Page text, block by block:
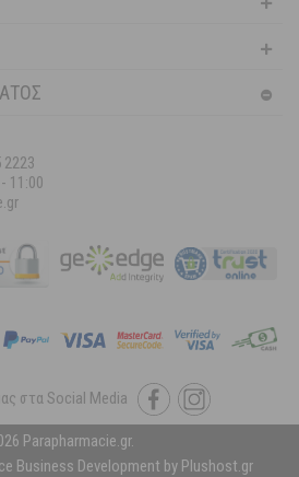
2223
11:00
στα Social Media
Parapharmacie.gr.
Business Development by Plushost.gr